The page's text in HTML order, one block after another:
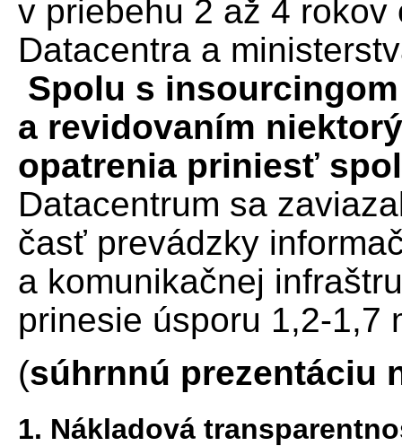
v priebehu 2 až 4
Datacentra a
Spolu s
a revidovaním
opatrenia priniesť
Datacentrum sa
časť prevádzky
a komunikačnej
prinesie úsporu 1,2-1,7
(súhrnnú prezentáciu
1. Nákladová